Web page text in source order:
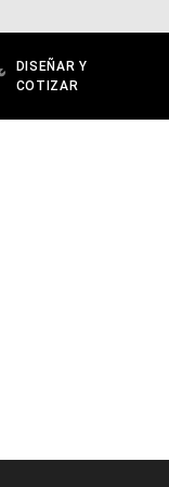
DISEÑAR Y
COTIZAR